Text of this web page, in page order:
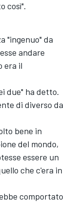
così".
"ingenuo" da
andare
era il
due" ha detto.
di diverso da
bene in
del mondo,
essere un
che c'era in
comportato